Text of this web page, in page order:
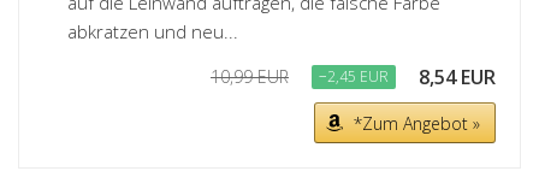
abkratzen und neu...
10,99 EUR −2,45 EUR 8,54 EUR
*Zum Angebot »